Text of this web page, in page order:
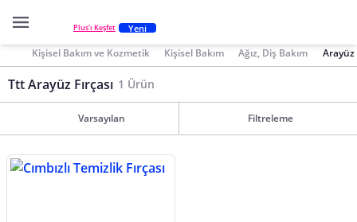
Plus'ı Keşfet Yeni
Kişisel Bakım ve Kozmetik Kişisel Bakım Ağız, Diş Bakım Arayüz
Ttt Arayüz Fırçası 1 Ürün
Varsayılan Filtreleme